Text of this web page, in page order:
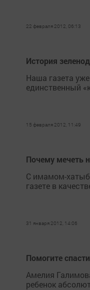
22 февраля 2012, 06:13
История
Наша газета
единственный
15 февраля 2012, 11:49
Почему мечеть
С имамом-
газете в
31 января 2012, 14:06
Помогите
Амелия
ребенок